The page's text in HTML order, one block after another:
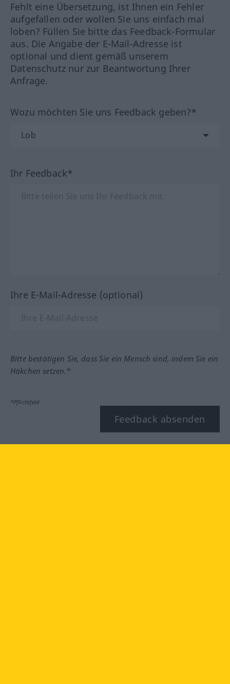
Fehlt eine Übersetzung, ist Ihnen ein Fehler
aufgefallen oder wollen Sie uns einfach mal
loben? Füllen Sie bitte das Feedback-Formular
aus. Die Angabe der E-Mail-Adresse ist
optional und dient gemäß unserem
Datenschutz nur zur Beantwortung Ihrer
Anfrage.
Wozu möchten Sie uns Feedback geben?*
Ihr Feedback*
Ihre E-Mail-Adresse (optional)
Bitte bestätigen Sie, dass Sie ein Mensch sind, indem Sie ein
Häkchen setzen.*
*Pflichtfeld
Feedback absenden